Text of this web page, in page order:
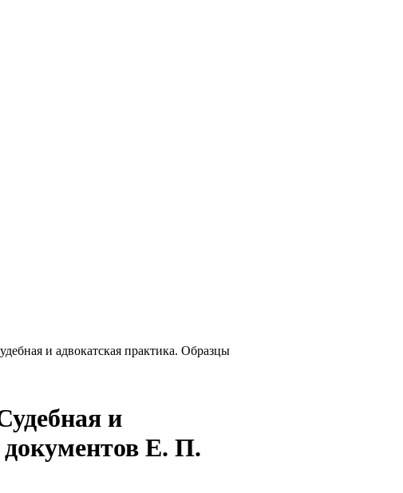
и адвокатская практика. Образцы
и
Е. П.